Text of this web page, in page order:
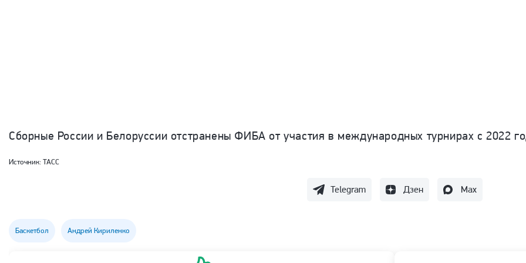
Сборные России и Белоруссии отстранены ФИБА от участия в международных турнирах с 2022
Источник: ТАСС
Telegram Дзен Max
Баскетбол Андрей Кириленко